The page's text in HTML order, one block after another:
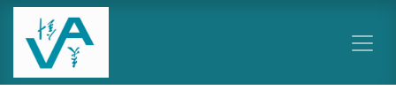
Ir al contenido